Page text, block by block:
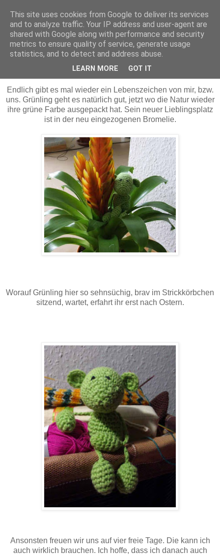
Maschenerie
20.04.2011
Frohe Ostern
Endlich gibt es mal wieder ein Lebenszeichen von mir, bzw.
uns. Grünling geht es natürlich gut, jetzt wo die Natur wieder
ihre grüne Farbe ausgepackt hat. Sein neuer Lieblingsplatz
ist in der neu eingezogenen Bromelie.
Worauf Grünling hier so sehnsüchig, brav im Strickkörbchen
sitzend, wartet, erfahrt ihr erst nach Ostern.
Ansonsten freuen wir uns auf vier freie Tage. Die kann ich
auch wirklich brauchen. Ich hoffe, dass ich danach auch
This site uses cookies from Google to deliver its services
and to analyze traffic. Your IP address and user-agent are
shared with Google along with performance and security
metrics to ensure quality of service, generate usage
statistics, and to detect and address abuse.
LEARN MORE GOT IT